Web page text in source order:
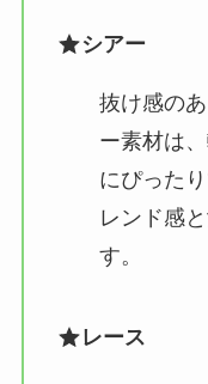
シアー
抜け感の
ー素材は
にぴった
レンド感
す。
レース